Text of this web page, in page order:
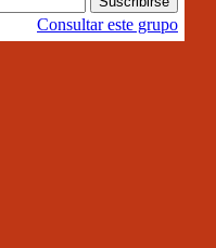
Consultar este grupo